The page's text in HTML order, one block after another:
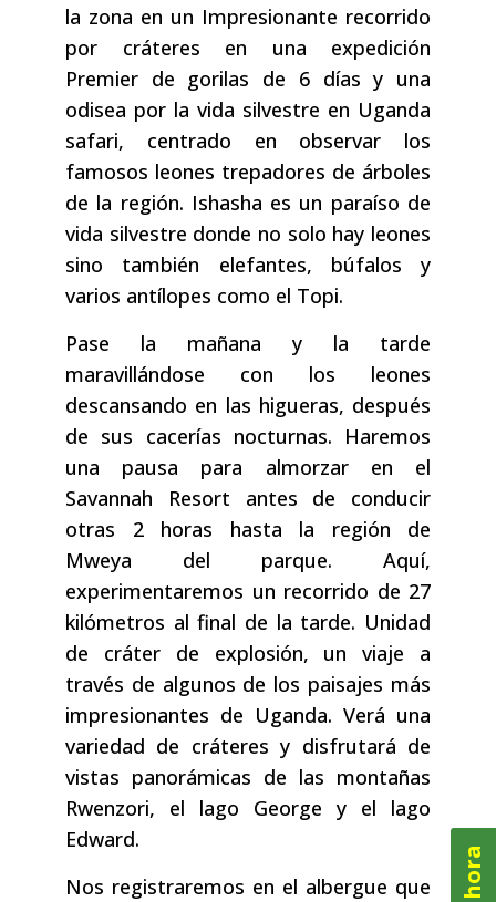
la zona en un Impresionante recorrido
por cráteres en una expedición
Premier de gorilas de 6 días y una
odisea por la vida silvestre en Uganda
safari, centrado en observar los
famosos leones trepadores de árboles
de la región. Ishasha es un paraíso de
vida silvestre donde no solo hay leones
sino también elefantes, búfalos y
varios antílopes como el Topi.
Pase la mañana y la tarde
maravillándose con los leones
descansando en las higueras, después
de sus cacerías nocturnas. Haremos
una pausa para almorzar en el
Savannah Resort antes de conducir
otras 2 horas hasta la región de
Mweya del parque. Aquí,
experimentaremos un recorrido de 27
kilómetros al final de la tarde. Unidad
de cráter de explosión, un viaje a
través de algunos de los paisajes más
impresionantes de Uganda. Verá una
variedad de cráteres y disfrutará de
vistas panorámicas de las montañas
Rwenzori, el lago George y el lago
Edward.
Nos registraremos en el albergue que